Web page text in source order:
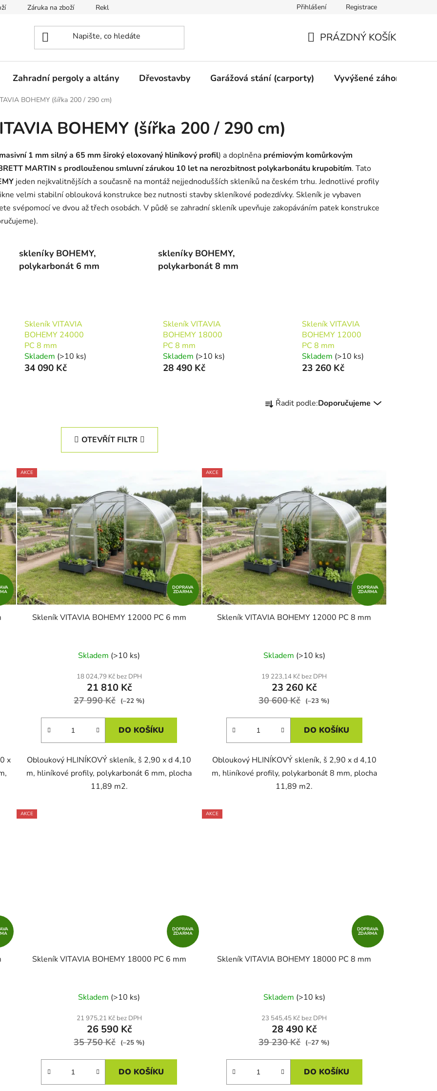
Záruka na zboží Reklamace Mimosoudní vyrovnání Obchodní podmínky
Přihlášení Registrace
KOŠÍK
PRÁZDNÝ KOŠÍK
Zahradní pergoly a altány Dřevostavby Garážová stání (carporty) Vyvýšené záhony
BOHEMY (šířka 200 / 290 cm)
BOHEMY (šířka 200 / 290 cm)
masivní 1 mm silný a 65 mm široký eloxovaný hliníkový profil) a doplněna prémiovým komůrkovým
MARTIN s prodlouženou smluvní zárukou 10 let na nerozbitnost polykarbonátu krupobitím. Tato
jeden nejkvalitnějších a současně na montáž nejjednodušších skleníků na českém trhu. Jednotlivé profily
velmi stabilní oblouková konstrukce bez nutnosti stavby skleníkové podezdívky. Skleník je vybaven
svépomocí ve dvou až třech osobách. V půdě se zahradní skleník upevňuje zakopáváním patek konstrukce
skleníky BOHEMY,
polykarbonát 6 mm
skleníky BOHEMY,
polykarbonát 8 mm
Skleník VITAVIA
BOHEMY 24000
PC 8 mm
Skladem (>10 ks)
34 090 Kč
Skleník VITAVIA
BOHEMY 18000
PC 8 mm
Skladem (>10 ks)
28 490 Kč
Skleník VITAVIA
BOHEMY 12000
PC 8 mm
Skladem (>10 ks)
23 260 Kč
a
o
d
u
k
t
ů
Řadit podle:Doporučujeme
OTEVŘÍT FILTR
x
AKCE
DOPRAVA
ZDARMA
Skleník VITAVIA BOHEMY 12000 PC 6 mm
Skladem (>10 ks)
18 024,79 Kč bez DPH
21 810 Kč
27 990 Kč (–22 %)
DO KOŠÍKU
Obloukový HLINÍKOVÝ skleník, š 2,90 x d 4,10
m, hliníkové profily, polykarbonát 6 mm, plocha
11,89 m2.
AKCE
DOPRAVA
ZDARMA
Skleník VITAVIA BOHEMY 12000 PC 8 mm
Skladem (>10 ks)
19 223,14 Kč bez DPH
23 260 Kč
30 600 Kč (–23 %)
DO KOŠÍKU
Obloukový HLINÍKOVÝ skleník, š 2,90 x d 4,10
m, hliníkové profily, polykarbonát 8 mm, plocha
11,89 m2.
AKCE
DOPRAVA
ZDARMA
Skleník VITAVIA BOHEMY 18000 PC 6 mm
Skladem (>10 ks)
21 975,21 Kč bez DPH
26 590 Kč
35 750 Kč (–25 %)
DO KOŠÍKU
AKCE
DOPRAVA
ZDARMA
Skleník VITAVIA BOHEMY 18000 PC 8 mm
Skladem (>10 ks)
23 545,45 Kč bez DPH
28 490 Kč
39 230 Kč (–27 %)
DO KOŠÍKU